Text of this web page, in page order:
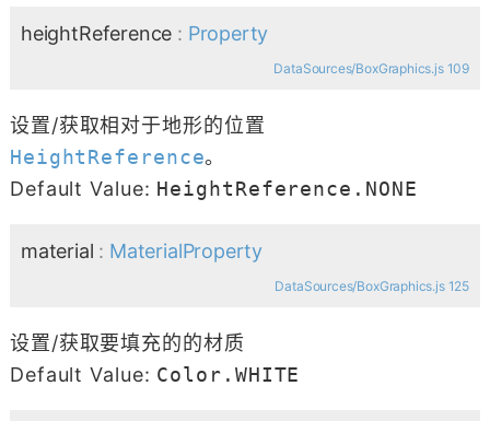
heightReference : Property
DataSources/BoxGraphics.js 109
设置/获取相对于地形的位置
HeightReference。
Default Value: HeightReference.NONE
material : MaterialProperty
DataSources/BoxGraphics.js 125
设置/获取要填充的的材质
Default Value: Color.WHITE